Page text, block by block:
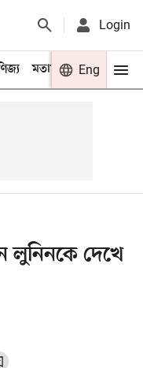
Login
মতামত খেলা
Eng
লুনিনকে দেখে